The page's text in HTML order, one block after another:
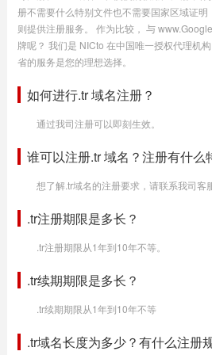
册不需要什么特别文件也不需要国家区域证
则提供注册服务。 作为比较， 与
牌呢？ 我们是 NICto 在中国唯一授权代理机
省的服务是您的理想选择。
如何进行.tr 域名注册？
通过我司注册可以即刻生效。
谁可以注册.tr 域名？注册有什么
想了解.tr域名的注册要求，请联系我司客
.tr注册期限是多长？
.tr注册期限从1年到10年不等。
.tr续期期限是多长？
.tr续期期限从1年到10年不等
.tr域名长度为多少？有什么注册